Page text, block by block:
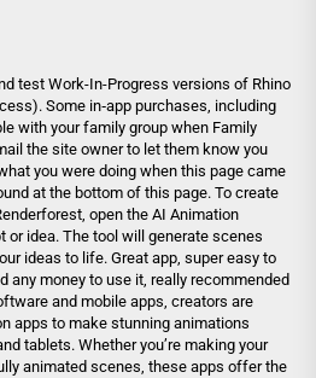
test Work-In-Progress versions of Rhino
Some in‑app purchases, including
with your family group when Family
the site owner to let them know you
you were doing when this page came
at the bottom of this page. To create
open the AI Animation
or idea. The tool will generate scenes
ideas to life. Great app, super easy to
any money to use it, really recommended
and mobile apps, creators are
apps to make stunning animations
tablets. Whether you’re making your
animated scenes, these apps offer the